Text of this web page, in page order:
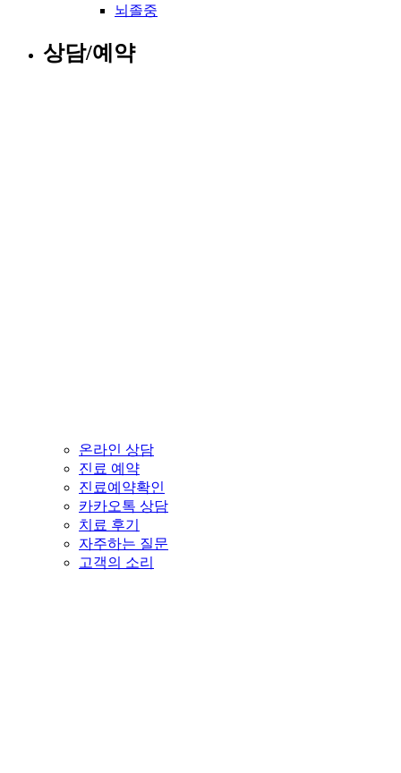
뇌졸중
상담/예약
온라인 상담
진료 예약
진료예약확인
카카오톡 상담
치료 후기
자주하는 질문
고객의 소리